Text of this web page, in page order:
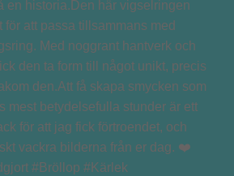
en historia.Den här vigselringen
att passa tillsammans med
Med noggrant hantverk och
den ta form till något unikt, precis
den.Att få skapa smycken som
mest betydelsefulla stunder är ett
för att jag fick förtroendet, och
vackra bilderna från er dag. ❤️
#Bröllop #Kärlek